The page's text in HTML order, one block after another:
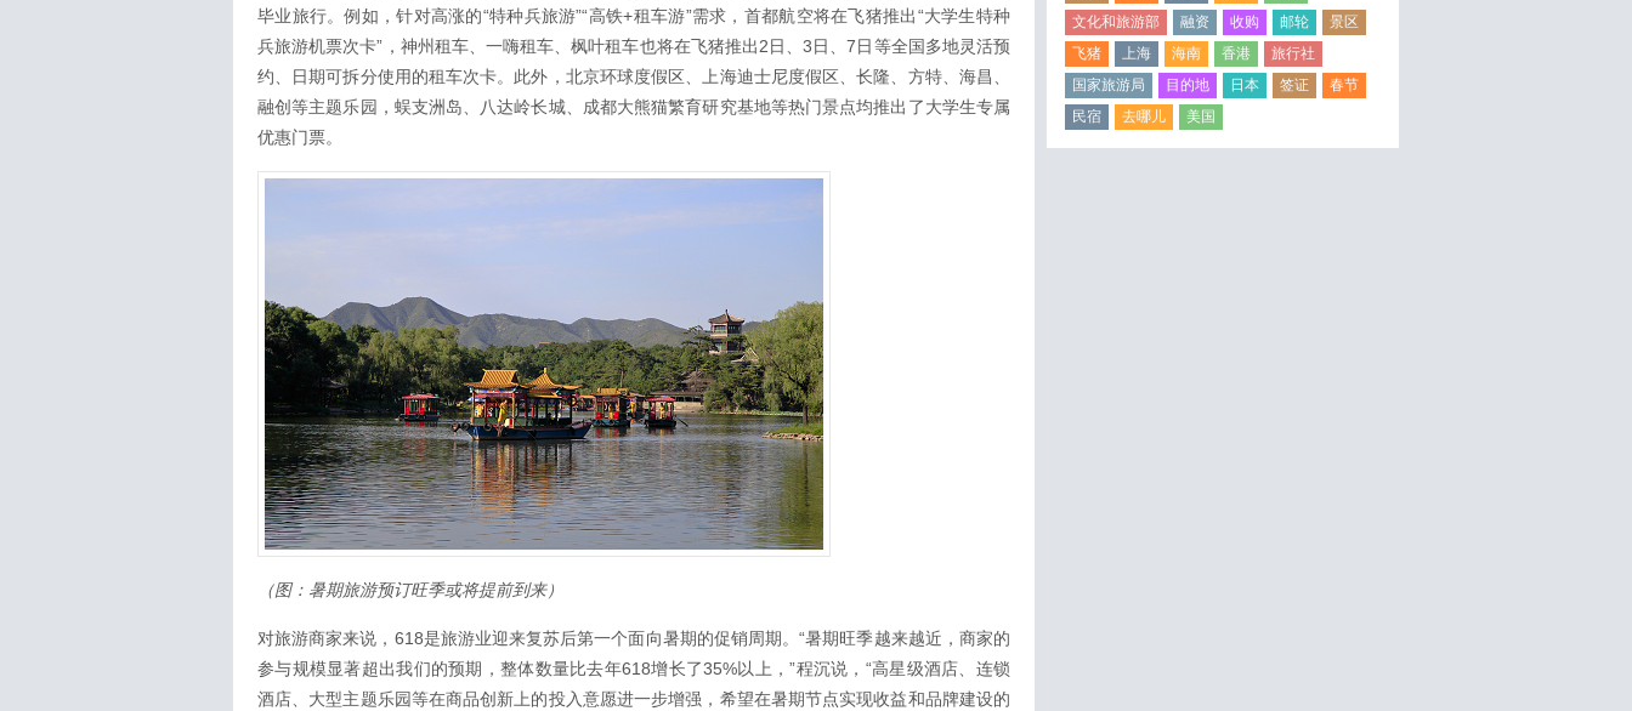
毕业旅行。例如，针对高涨的“特种兵旅游”“高铁+租车游”需求，首都航空将在飞猪推出“大学生特种
兵旅游机票次卡”，神州租车、一嗨租车、枫叶租车也将在飞猪推出2日、3日、7日等全国多地灵活预
约、日期可拆分使用的租车次卡。此外，北京环球度假区、上海迪士尼度假区、长隆、方特、海昌、
融创等主题乐园，蜈支洲岛、八达岭长城、成都大熊猫繁育研究基地等热门景点均推出了大学生专属
优惠门票。
（图：暑期旅游预订旺季或将提前到来）
对旅游商家来说，618是旅游业迎来复苏后第一个面向暑期的促销周期。“暑期旺季越来越近，商家的
参与规模显著超出我们的预期，整体数量比去年618增长了35%以上，”程沉说，“高星级酒店、连锁
酒店、大型主题乐园等在商品创新上的投入意愿进一步增强，希望在暑期节点实现收益和品牌建设的
文化和旅游部
融资 收购 邮轮
景区
飞猪
上海 海南 香港
旅行社
国家旅游局
目的地 日本 签证
春节
民宿
去哪儿 美国